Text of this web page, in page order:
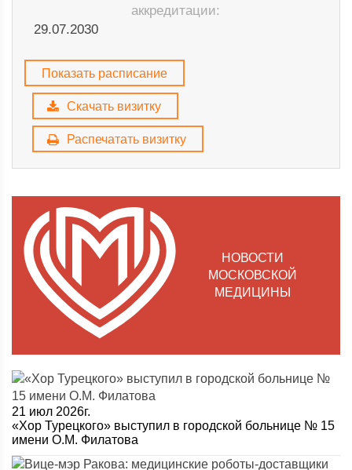
аккредитации:
29.07.2030
Показать расписание
Скачать визитку
Распечатать визитку
НОВОСТИ
МОСКОВСКОЙ
МЕДИЦИНЫ
21 июл 2026г.
«Хор Турецкого» выступил в городской больнице № 15
имени О.М. Филатова